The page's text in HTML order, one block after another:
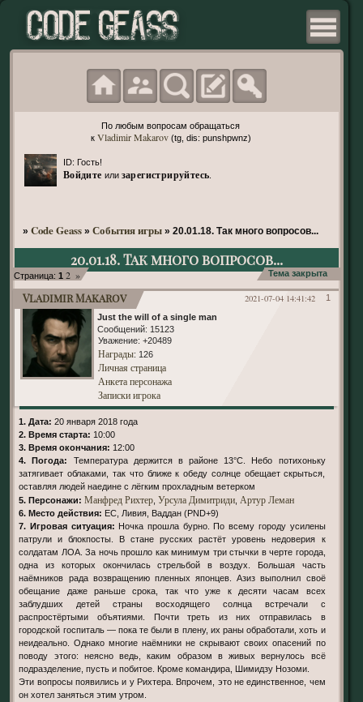
По любым вопросам обращаться
к Vladimir Makarov(tg, dis: punshpwnz)
ID: Гость!
Войдите или зарегистрируйтесь
» Code Geass » События игры » 20.01.18. Так много вопросов...
20.01.18. Так много вопросов...
Страница: 1 2 » Тема закрыта
1
2021-07-04 14:41:42
Vladimir Makarov
Just the will of a single man
Сообщений: 15123
Уважение: +20489
Награды: 126
Личная страница
Анкета персонажа
Записки игрока
1. Дата: 20 января 2018 года
2. Время старта: 10:00
3. Время окончания: 12:00
4. Погода:
Температура держится в районе 13°С. Небо потихоньку
затягивает облаками, так что ближе к обеду солнце обещает скрыться,
оставляя людей наедине с лёгким прохладным ветерком
5. Персонажи: Манфред Рихтер ,Урсула Димитриди Артур Леман
6. Место действия: ЕС, Ливия, Ваддан (PND+9)
7. Игровая ситуация: Ночка прошла бурно. По всему городу усилены
патрули и блокпосты. В стане русских растёт уровень недоверия к
солдатам ЛОА. За ночь прошло как минимум три стычки в черте города,
одна из которых окончилась стрельбой в воздух. Большая часть
наёмников рада возвращению пленных японцев. Азиз выполнил своё
обещание даже раньше срока, так что уже к десяти часам всех
заблудших детей страны восходящего солнца встречали с
распростёртыми объятиями. Почти треть из них отправилась в
городской госпиталь — пока те были в плену, их раны обработали, хоть и
неидеально. Однако многие наёмники не скрывают своих опасений по
поводу этого: неясно ведь, каким образом в живых вернулось всё
подразделение, пусть и побитое. Кроме командира, Шимидзу Нозоми.
Эти вопросы появились и у Рихтера. Впрочем, это не единственное, чем
он хотел заняться этим утром.